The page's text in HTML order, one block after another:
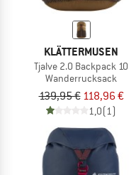
KLÄTTERMUSEN
Tjalve 2.0 Backpack 10
Wanderrucksack
139,95 € 118,96 €
1,0(1)